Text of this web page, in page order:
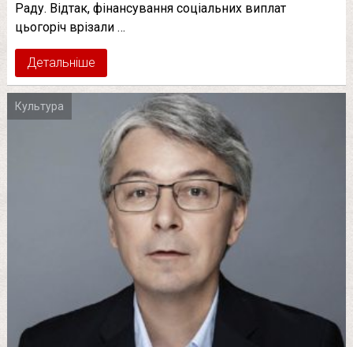
Раду. Відтак, фінансування соціальних виплат
цьогоріч врізали …
Детальніше
Культура